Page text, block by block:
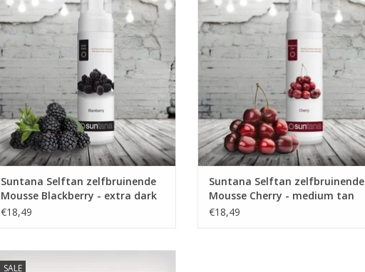
Blackberry - extra dark tan
TOEVOEGEN AAN WINKELWAGEN
Suntana Selftan zelfbruinende
Mousse Blackberry - extra dark
tan
€18,49
Cherry - medium tan
TOEVOEGEN AAN WINKELWAGEN
Suntana Selftan zelfbruinende
Mousse Cherry - medium tan
€18,49
SALE